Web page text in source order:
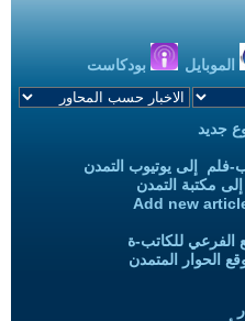
الموبايل بودكاست
جديد
فلم إلى يوتيوب التمدن
مكتبة التمدن
Add new
الفرعي للكاتب-ة
الحوار المتمدن